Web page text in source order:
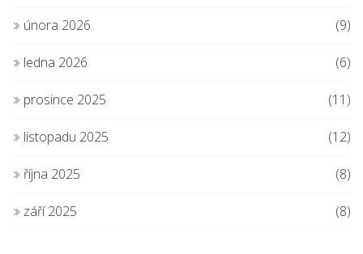
února 2026 (9)
ledna 2026 (6)
prosince 2025 (11)
listopadu 2025 (12)
října 2025 (8)
září 2025 (8)